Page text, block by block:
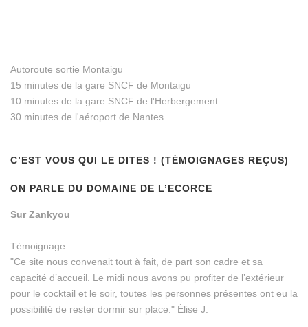
Autoroute sortie Montaigu
15 minutes de la gare SNCF de Montaigu
10 minutes de la gare SNCF de l'Herbergement
30 minutes de l'aéroport de Nantes
C’EST VOUS QUI LE DITES ! (TÉMOIGNAGES REÇUS)
ON PARLE DU DOMAINE DE L’ECORCE
Sur Zankyou
Témoignage :
"Ce site nous convenait tout à fait, de part son cadre et sa
capacité d’accueil. Le midi nous avons pu profiter de l’extérieur
pour le cocktail et le soir, toutes les personnes présentes ont eu la
possibilité de rester dormir sur place." Élise J.